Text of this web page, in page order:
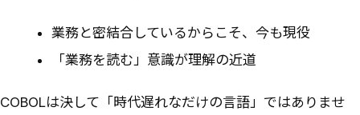
業務と密結合しているからこそ、今も現役
「業務を読む」意識が理解の近道
COBOLは決して「時代遅れなだけの言語」ではありませ